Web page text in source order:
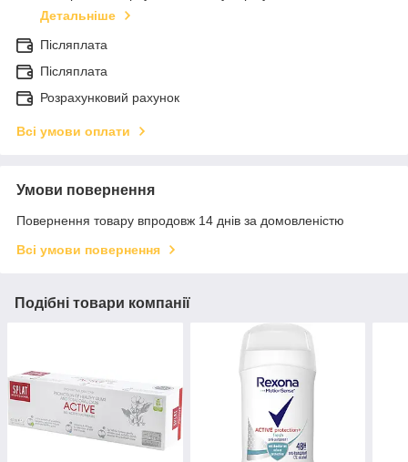
Детальніше
Післяплата
Післяплата
Розрахунковий рахунок
Всі умови оплати
Умови повернення
Повернення товару впродовж 14 днів за домовленістю
Всі умови повернення
Подібні товари компанії